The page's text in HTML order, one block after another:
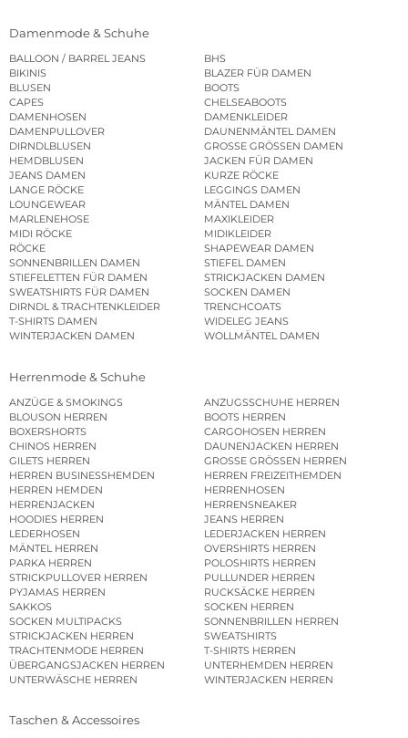
Damenmode & Schuhe
BALLOON / BARREL JEANS
BHS
BIKINIS
BLAZER FÜR DAMEN
BLUSEN
BOOTS
CAPES
CHELSEABOOTS
DAMENHOSEN
DAMENKLEIDER
DAMENPULLOVER
DAUNENMÄNTEL DAMEN
DIRNDLBLUSEN
GROSSE GRÖSSEN DAMEN
HEMDBLUSEN
JACKEN FÜR DAMEN
JEANS DAMEN
KURZE RÖCKE
LANGE RÖCKE
LEGGINGS DAMEN
LOUNGEWEAR
MÄNTEL DAMEN
MARLENEHOSE
MAXIKLEIDER
MIDI RÖCKE
MIDIKLEIDER
RÖCKE
SHAPEWEAR DAMEN
SONNENBRILLEN DAMEN
STIEFEL DAMEN
STIEFELETTEN FÜR DAMEN
STRICKJACKEN DAMEN
SWEATSHIRTS FÜR DAMEN
SOCKEN DAMEN
DIRNDL & TRACHTENKLEIDER
TRENCHCOATS
T-SHIRTS DAMEN
WIDELEG JEANS
WINTERJACKEN DAMEN
WOLLMÄNTEL DAMEN
Herrenmode & Schuhe
ANZÜGE & SMOKINGS
ANZUGSSCHUHE HERREN
BLOUSON HERREN
BOOTS HERREN
BOXERSHORTS
CARGOHOSEN HERREN
CHINOS HERREN
DAUNENJACKEN HERREN
GILETS HERREN
GROSSE GRÖSSEN HERREN
HERREN BUSINESSHEMDEN
HERREN FREIZEITHEMDEN
HERREN HEMDEN
HERRENHOSEN
HERRENJACKEN
HERRENSNEAKER
HOODIES HERREN
JEANS HERREN
LEDERHOSEN
LEDERJACKEN HERREN
MÄNTEL HERREN
OVERSHIRTS HERREN
PARKA HERREN
POLOSHIRTS HERREN
STRICKPULLOVER HERREN
PULLUNDER HERREN
PYJAMAS HERREN
RUCKSÄCKE HERREN
SAKKOS
SOCKEN HERREN
SOCKEN MULTIPACKS
SONNENBRILLEN HERREN
STRICKJACKEN HERREN
SWEATSHIRTS
TRACHTENMODE HERREN
T-SHIRTS HERREN
ÜBERGANGSJACKEN HERREN
UNTERHEMDEN HERREN
UNTERWÄSCHE HERREN
WINTERJACKEN HERREN
Taschen & Accessoires